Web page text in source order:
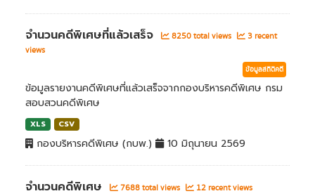
จำนวนคดีพิเศษที่แล้วเสร็จ 8250 total views
3 recent
views
ข้อมูลสถิติคดี
ข้อมูลรายงานคดีพิเศษที่แล้วเสร็จจากกองบริหารคดีพิเศษ กรม
สอบสวนคดีพิเศษ
XLS CSV
กองบริหารคดีพิเศษ (กบพ.) 10 มิถุนายน 2569
จำนวนคดีพิเศษ 7688 total views 12 recent views